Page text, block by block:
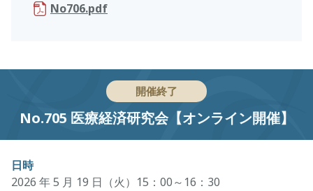
No706.pdf
開催終了
No.705 医療経済研究会【オンライン開催】
日時
2026 年 5 月 19 日（火）15：00～16：30